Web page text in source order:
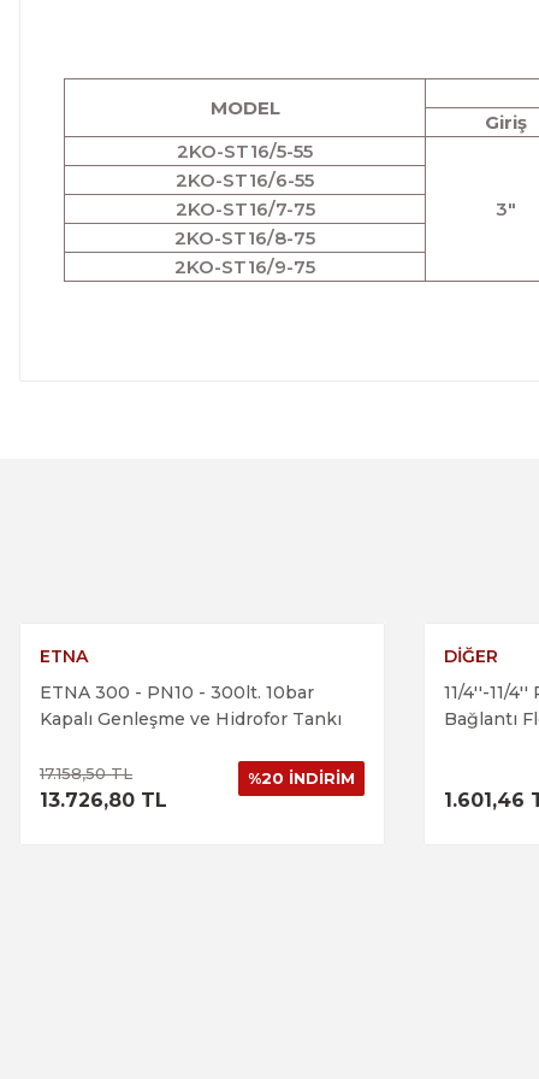
MODEL
Giriş
2KO-ST16/5-55
3"
2KO-ST16/6-55
2KO-ST16/7-75
2KO-ST16/8-75
2KO-ST16/9-75
Bu ürüne benzer farklı alternatifler olmalı.
ETNA
ETNA 300 - PN10 - 300lt. 10bar
Kapalı Genleşme ve Hidrofor Tankı
17.158,50 TL
13.726,80 TL
%20 İNDİRİM
ÜRÜNÜ İNCELE
DİĞER
11/4''-11/
Bağlantı
1.601,46